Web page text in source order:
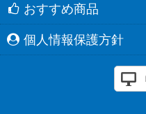
おすすめ商品
個人情報保護方針